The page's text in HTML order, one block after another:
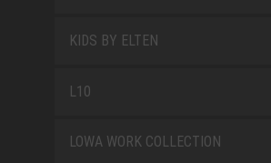
KIDS BY ELTEN
L10
LOWA WORK COLLECTION